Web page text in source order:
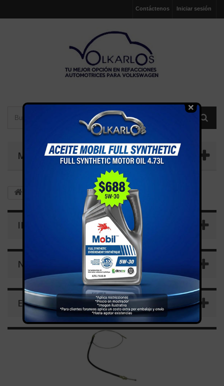
Iniciar sesión
Contáctenos
MENÚ
FRENO
INFORMACIÓN
NOVEDADES
ETIQUETAS